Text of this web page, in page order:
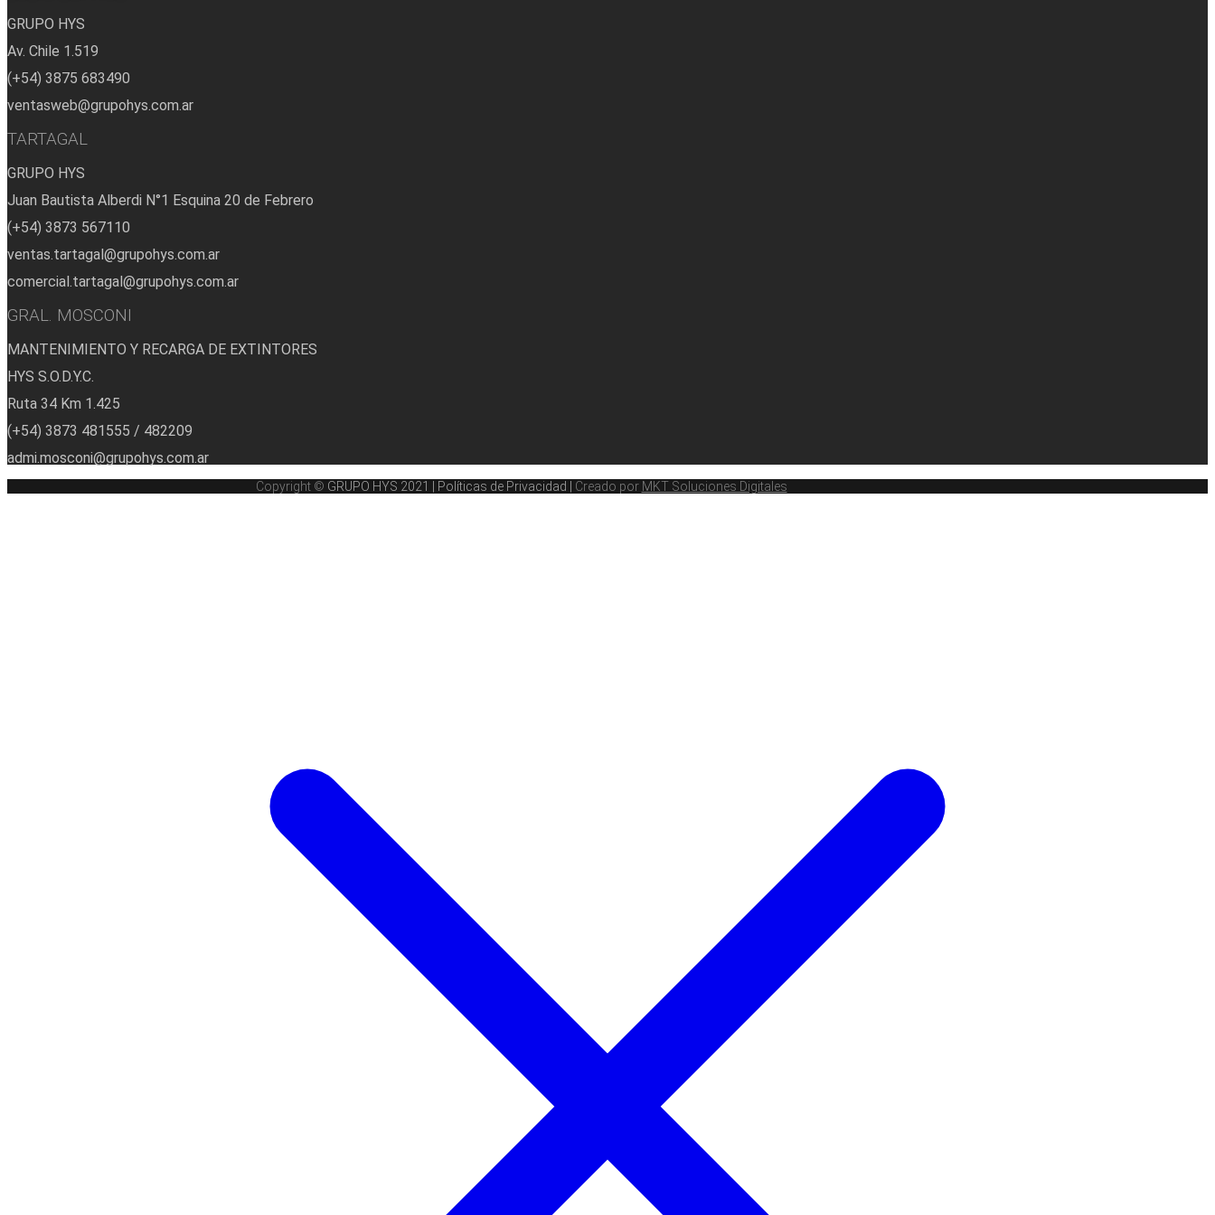
GRUPO HYS
Av. Chile 1.519
(+54) 3875 683490
ventasweb@grupohys.com.ar
TARTAGAL
GRUPO HYS
Juan Bautista Alberdi N°1 Esquina 20 de Febrero
(+54) 3873 567110
ventas.tartagal@grupohys.com.ar
comercial.tartagal@grupohys.com.ar
GRAL. MOSCONI
MANTENIMIENTO Y RECARGA DE EXTINTORES
HYS S.O.D.Y.C.
Ruta 34 Km 1.425
(+54) 3873 481555 / 482209
admi.mosconi@grupohys.com.ar
Copyright © GRUPO HYS 2021 | Políticas de Privacidad | Creado por MKT Soluciones Digitales